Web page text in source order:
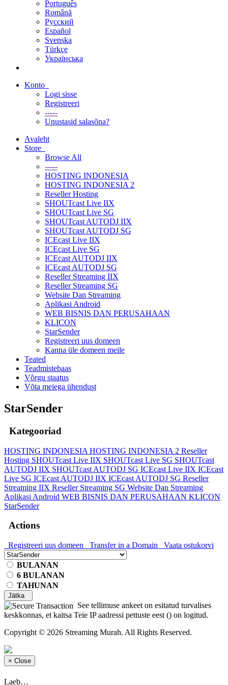
Português
Română
Русский
Español
Svenska
Türkçe
Українська
Konto
Logi sisse
Registreeri
-----
Unustasid salasõna?
Avaleht
Store
Browse All
-----
HOSTING INDONESIA
HOSTING INDONESIA 2
Reseller Hosting
SHOUTcast Live IIX
SHOUTcast Live SG
SHOUTcast AUTODJ IIX
SHOUTcast AUTODJ SG
ICEcast Live IIX
ICEcast Live SG
ICEcast AUTODJ IIX
ICEcast AUTODJ SG
Reseller Streaming IIX
Reseller Streaming SG
Website Dan Streaming
Aplikasi Android
WEB BISNIS DAN PERUSAHAAN
KLICON
StarSender
Registreeri uus domeen
Kanna üle domeen meile
Teated
Teadmistebaas
Võrgu staatus
Võta meiega ühendust
StarSender
Kategooriad
HOSTING INDONESIA HOSTING INDONESIA 2 Reseller
Hosting SHOUTcast Live IIX SHOUTcast Live SG SHOUTcast
AUTODJ IIX SHOUTcast AUTODJ SG ICEcast Live IIX ICEcast
Live SG ICEcast AUTODJ IIX ICEcast AUTODJ SG Reseller
Streaming IIX Reseller Streaming SG Website Dan Streaming
Aplikasi Android WEB BISNIS DAN PERUSAHAAN KLICON
StarSender
Actions
Registreeri uus domeen Transfer in a Domain Vaata ostukorvi
BULANAN
6 BULANAN
TAHUNAN
Jätka
See tellimuse ankeet on esitatud turvalises
keskkonnas, et kaitsa Teie IP aadressi pettuste eest () on logitud.
Copyright © 2026 Streaming Murah. All Rights Reserved.
× Close
Laeb…